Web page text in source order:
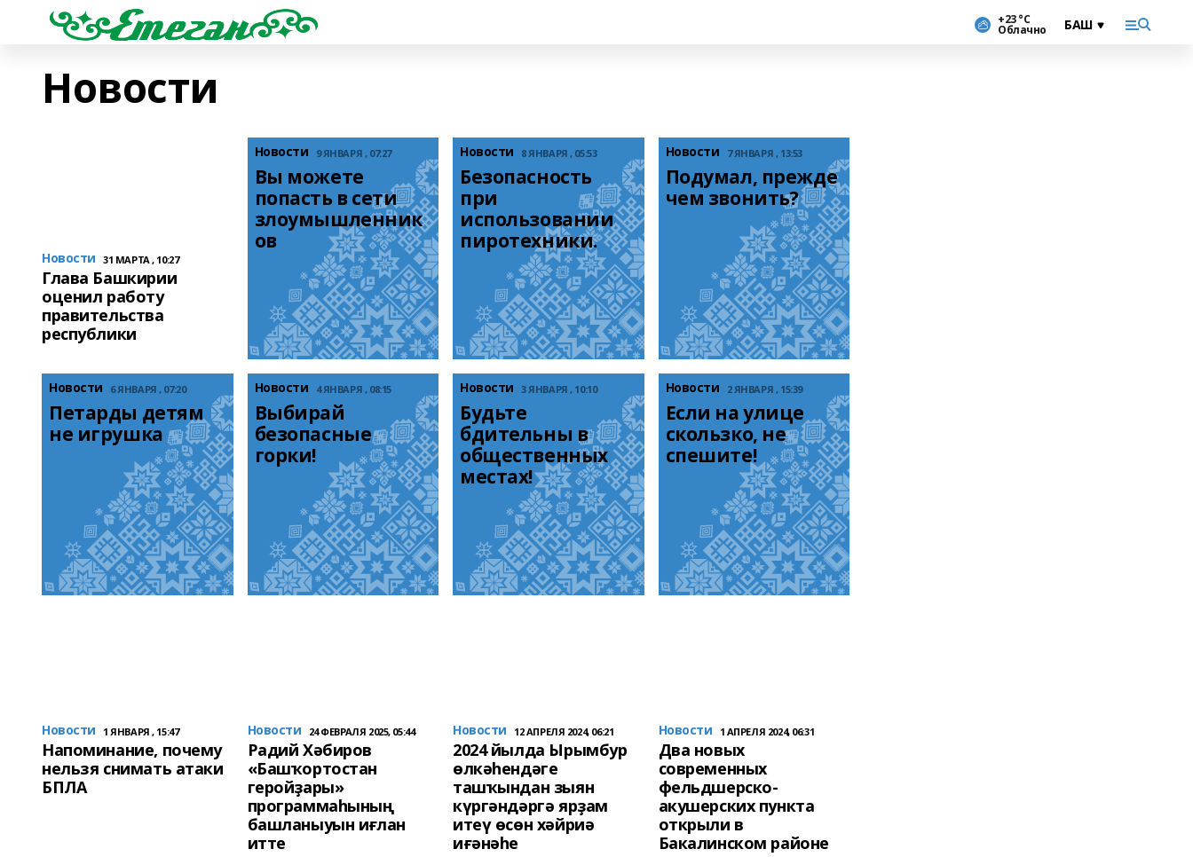
+23 °С
Облачно
Новости
Новости 31 МАРТА , 10:27
Глава Башкирии
оценил работу
правительства
республики
Новости 9 ЯНВАРЯ , 07:27
Вы можете
попасть в сети
злоумышленник
ов
Новости 8 ЯНВАРЯ , 05:53
Безопасность
при
использовании
пиротехники.
Новости 7 ЯНВАРЯ , 13:53
Подумал, прежде
чем звонить?
Новости 6 ЯНВАРЯ , 07:20
Петарды детям
не игрушка
Новости 4 ЯНВАРЯ , 08:15
Выбирай
безопасные
горки!
Новости 3 ЯНВАРЯ , 10:10
Будьте
бдительны в
общественных
местах!
Новости 2 ЯНВАРЯ , 15:39
Если на улице
скользко, не
спешите!
Новости 1 ЯНВАРЯ , 15:47
Напоминание, почему
нельзя снимать атаки
БПЛА
Новости 24 ФЕВРАЛЯ 2025, 05:44
Радий Хәбиров
«Башҡортостан
геройҙары»
программаһының
башланыуын иғлан
итте
Новости 12 АПРЕЛЯ 2024, 06:21
2024 йылда Ырымбур
өлкәһендәге
ташҡындан зыян
күргәндәргә ярҙам
итеү өсөн хәйриә
иғәнәһе
Новости 1 АПРЕЛЯ 2024, 06:31
Два новых
современных
фельдшерско-
акушерских пункта
открыли в
Бакалинском районе